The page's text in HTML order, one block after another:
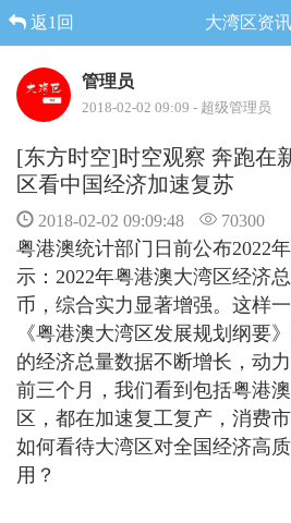
返1回 大湾区资讯
管理员
2018-02-02 09:09 - 超级管理员
[东方时空]时空观察 奔跑在
区看中国经济加速复苏
2018-02-02 09:09:48 70300
粤港澳统计部门日前公布2022
示：2022年粤港澳大湾区经济
币，综合实力显著增强。这样
《粤港澳大湾区发展规划纲要
的经济总量数据不断增长，动
前三个月，我们看到包括粤港
区，都在加速复工复产，消费
如何看待大湾区对全国经济高
用？